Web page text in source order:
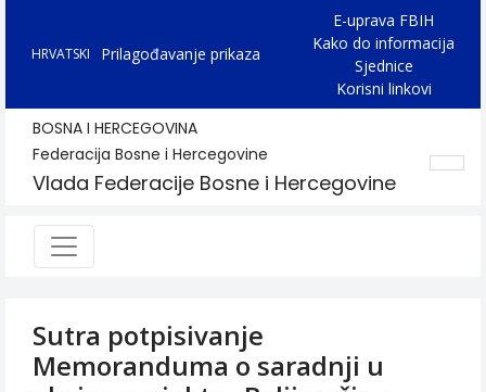
HRVATSKI Prilagođavanje prikaza
E-uprava FBIH
Kako do informacija
Sjednice
Korisni linkovi
BOSNA I HERCEGOVINA
Federacija Bosne i Hercegovine
Vlada Federacije Bosne i Hercegovine
Sutra potpisivanje
Memoranduma o saradnji u